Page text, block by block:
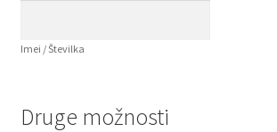
Imei / Številka
Druge možnosti